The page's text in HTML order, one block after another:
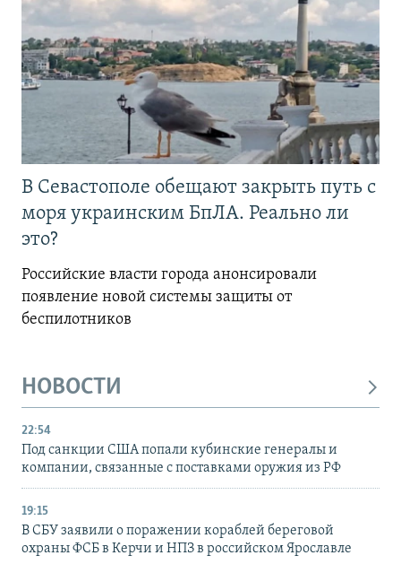
В Севастополе обещают закрыть путь с
моря украинским БпЛА. Реально ли
это?
Российские власти города анонсировали
появление новой системы защиты от
беспилотников
НОВОСТИ
22:54
Под санкции США попали кубинские генералы и
компании, связанные с поставками оружия из РФ
19:15
В СБУ заявили о поражении кораблей береговой
охраны ФСБ в Керчи и НПЗ в российском Ярославле